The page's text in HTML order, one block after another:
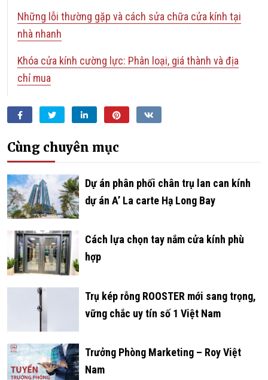
Những lỗi thường gặp và cách sửa chữa cửa kính tại
nhà nhanh
Khóa cửa kính cường lực: Phân loại, giá thành và địa
chỉ mua
FacebookTwitter LinkedIn Pinterest
Cùng chuyên mục
­­­­­­Dự án phân phối chân trụ lan can kính
dự án A’ La carte Hạ Long Bay
Cách lựa chọn tay nắm cửa kính phù
hợp
Trụ kép rỗng ROOSTER mới sang trọng,
vững chắc uy tín số 1 Việt Nam
Trưởng Phòng Marketing – Roy Việt
Nam